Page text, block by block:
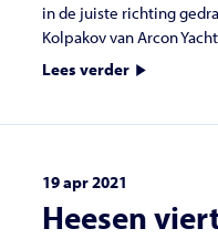
in de juiste richting
Kolpakov van Arcon
Lees verder
19 apr 2021
Heesen